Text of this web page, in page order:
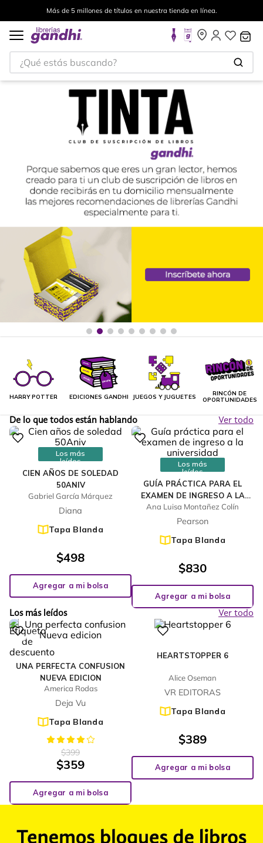
Más de 5 millones de títulos en nuestra tienda en línea.
¿Qué estás buscando?
HARRY POTTER EDICIONES GANDHI JUEGOS Y JUGUETES
RINCÓN DE
OPORTUNIDADES
De lo que todos están hablando Ver todo
Los más
leídos
CIEN AÑOS DE SOLEDAD
50ANIV
Gabriel García Márquez
Diana
Tapa Blanda
$498
Agregar a mi bolsa
Los más
leídos
GUÍA PRÁCTICA PARA EL
EXAMEN DE INGRESO A LA
UNIVERSIDAD
Ana Luisa Montañez Colín
Pearson
Tapa Blanda
$830
Agregar a mi bolsa
Los más leídos
Ver todo
UNA PERFECTA CONFUSION
NUEVA EDICION
America Rodas
Deja Vu
Tapa Blanda
-10%
$399
$359
Agregar a mi bolsa
HEARTSTOPPER 6
Alice Oseman
VR EDITORAS
Tapa Blanda
$389
Agregar a mi bolsa